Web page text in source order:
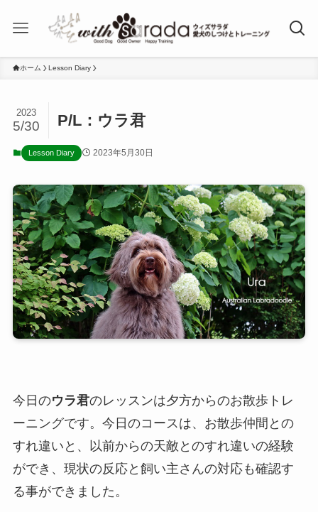
ホーム Lesson Diary
P/L：ウラ君
2023
5/30
Lesson Diary 2023年5月30日
今日のウラ君のレッスンは夕方からのお散歩トレ
ーニングです。今日のコースは、お散歩仲間との
すれ違いと、以前からの天敵とのすれ違いの経験
ができ、現状の反応と飼い主さんの対応も確認す
る事ができました。